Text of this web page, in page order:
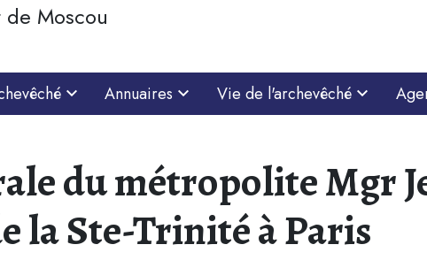
de Moscou
Annuaires Vie de l'archevêché
du métropolite Mgr
la Ste-Trinité à Paris